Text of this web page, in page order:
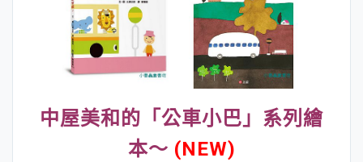
中屋美和的「公車小巴」系列繪
本～ (NEW)